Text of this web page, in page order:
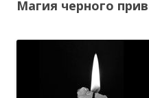
Магия черного